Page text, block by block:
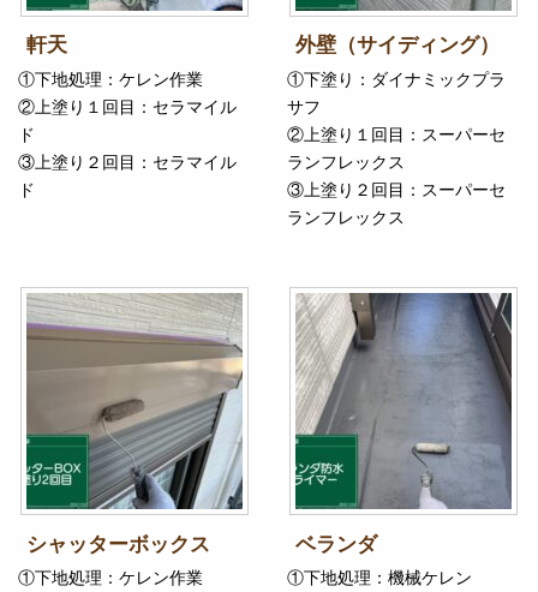
軒天
①下地処理：ケレン作業
②上塗り１回目：セラマイル
ド
③上塗り２回目：セラマイル
ド
外壁（サイディング）
①下塗り：ダイナミックプラ
サフ
②上塗り１回目：スーパーセ
ランフレックス
③上塗り２回目：スーパーセ
ランフレックス
シャッターボックス
①下地処理：ケレン作業
ベランダ
①下地処理：機械ケレン